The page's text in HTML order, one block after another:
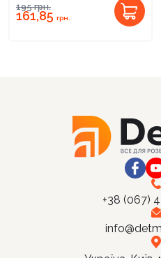
195грн.
161,85 грн.
+38 (067)